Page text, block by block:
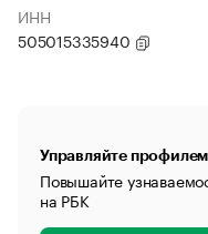
ИНН
505015335940
Управляйте
Повышайте
на РБК